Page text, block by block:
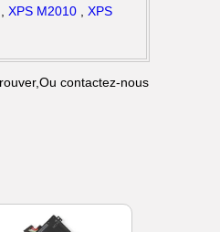
XPS M2010
XPS
contactez-nous